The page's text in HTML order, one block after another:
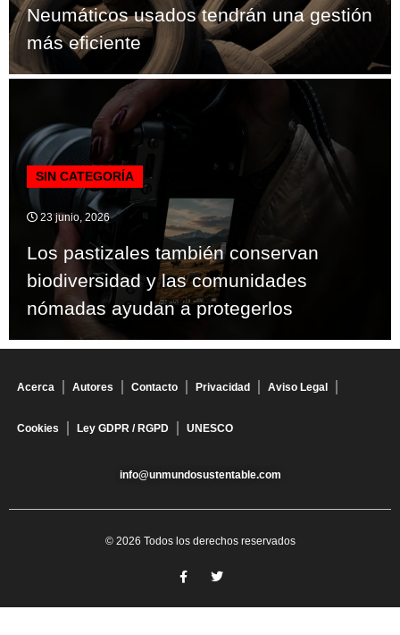
Neumáticos usados tendrán una gestión
más eficiente
SIN CATEGORÍA
23 junio, 2026
Los pastizales también conservan
biodiversidad y las comunidades
nómadas ayudan a protegerlos
Acerca Autores Contacto Privacidad Aviso Legal
Cookies Ley GDPR / RGPD UNESCO
info@unmundosustentable.com
© 2026 Todos los derechos reservados